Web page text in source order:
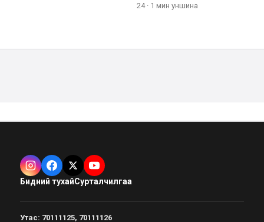
24· 1 мин уншина
Бидний тухайСурталчилгаа
Утас: 70111125, 70111126